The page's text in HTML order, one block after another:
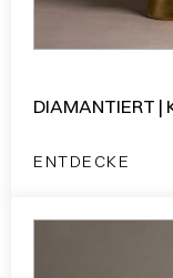
DIAMANTIERT |
ENTDECKE